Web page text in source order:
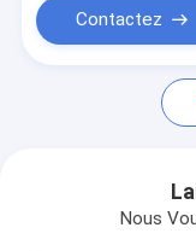
Demandez un
Filtre IV intégré
Filtre à disque
Contactez
Nous